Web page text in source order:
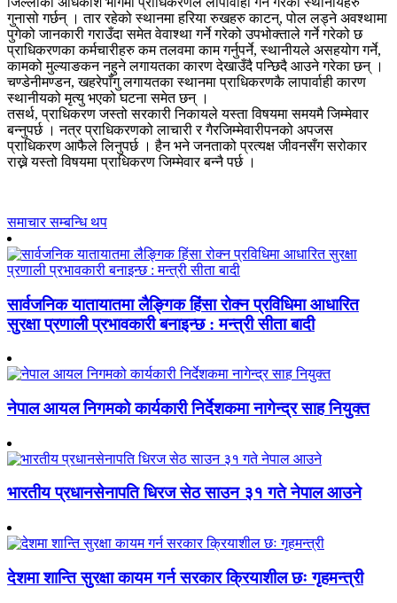
गुनासो गर्छन् । तार रहेको स्थानमा हरिया रुखहरु काटन्, पोल लड्ने अवश्थामा
पुगेको जानकारी गराउँदा समेत वेवाश्था गर्ने गरेको उपभोक्ताले गर्ने गरेको छ
प्राधिकरणका कर्मचारीहरु कम तलवमा काम गर्नुपर्ने, स्थानीयले असहयोग गर्ने,
कामको मुल्याङकन नहुने लगायतका कारण देखाउँदै पन्छिदै आउने गरेका छन् ।
चण्डेनीमण्डन, खहरेपाँगु लगायतका स्थानमा प्राधिकरणकै लापार्वाही कारण
स्थानीयको मृत्यु भएको घटना समेत छन् ।
तसर्थ, प्राधिकरण जस्तो सरकारी निकायले यस्ता विषयमा समयमै जिम्मेवार
बन्नुपर्छ । नत्र प्राधिकरणको लाचारी र गैरजिम्मेवारीपनको अपजस
प्राधिकरण आफैले लिनुपर्छ । हैन भने जनताको प्रत्यक्ष जीवनसँग सरोकार
राख्ने यस्तो विषयमा प्राधिकरण जिम्मेवार बन्नै पर्छ ।
समाचार सम्बन्धि थप
सार्वजनिक यातायातमा लैङ्गिक हिंसा रोक्न प्रविधिमा आधारित
सुरक्षा प्रणाली प्रभावकारी बनाइन्छ : मन्त्री सीता बादी
नेपाल आयल निगमको कार्यकारी निर्देशकमा नागेन्द्र साह नियुक्त
भारतीय प्रधानसेनापति धिरज सेठ साउन ३१ गते नेपाल आउने
देशमा शान्ति सुरक्षा कायम गर्न सरकार क्रियाशील छः गृहमन्त्री